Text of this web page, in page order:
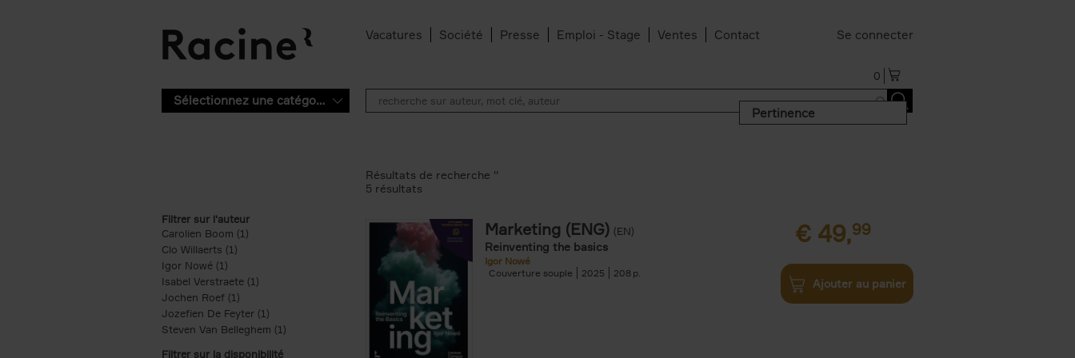
Vacatures Société Presse Emploi - Stage Ventes Contact Se connecter
0
Sélectionnez une catégorie
Pertinence
Filtrer sur l'auteur
Carolien Boom (1)
Clo Willaerts (1)
Igor Nowé (1)
Isabel Verstraete (1) Apply Isabel Verstraete filter
Jochen Roef (1)
Jozefien De Feyter (1) Apply Jozefien De Feyter filter
Steven Van Belleghem (1) Apply Steven Van Belleghem filter
Filtrer sur la disponibilité
Résultats de recherche ''
5 résultats
Marketing (ENG) (EN)
Reinventing the basics
Igor Nowé
Couverture souple
2025 208
€ 49,99
Ajouter au panier